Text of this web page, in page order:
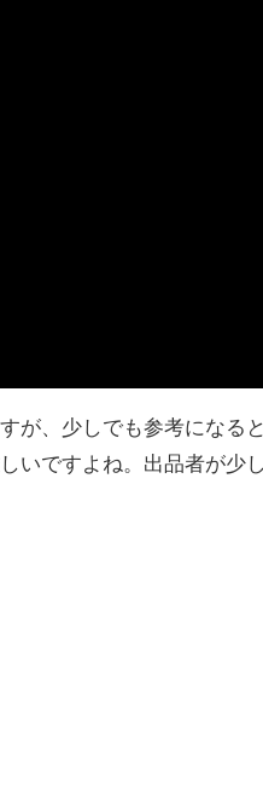
が、少しでも参考になる
いですよね。出品者が少